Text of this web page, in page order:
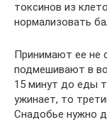
токсинов из
нормализовать
Принимают ее не
подмешивают в
15 минут до еды
ужинает, то
Снадобье нужно